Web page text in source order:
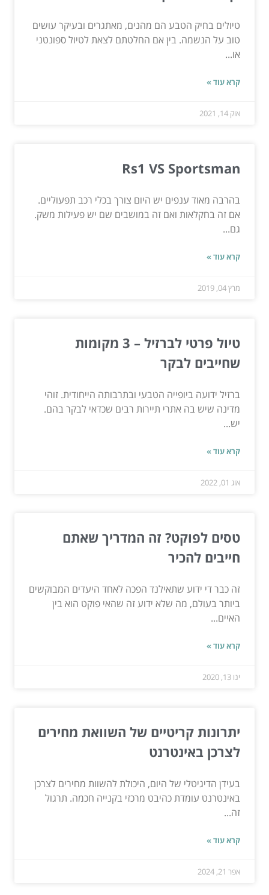
טיולים בחיק הטבע הם מהנים, מאתגרים ובעיקר עושים
טוב על הנשמה. בין אם החלטתם לצאת לטיול ספונטני
או...
קרא עוד »
אוק 14, 2021
Rs1 VS Sportsman
בהרבה מאוד ענפים יש היום צורך בכלי רכב תפעוליים.
אם זה בחקלאות ואם זה במושבים שם יש פעילות משק.
גם...
קרא עוד »
מרץ 04, 2019
טיול פרטי לברזיל – 3 מקומות
שחייבים לבקר
ברזיל ידועה ביופייה הטבעי ובתרבותה הייחודית. זוהי
מדינה שיש בה אתרי תיירות רבים שכדאי לבקר בהם.
יש...
קרא עוד »
אוג 01, 2022
טסים לפוקט? זה המדריך שאתם
חייבים להכיר
זה כבר די ידוע שתאילנד הפכה לאחד היעדים המבוקשים
ביותר בעולם, מה שלא ידוע זה שהאי פוקט הוא בין
האיים...
קרא עוד »
ינו 13, 2020
יתרונות קריטיים של השוואת מחירים
לצרכן באינטרנט
בעידן הדיגיטלי של היום, היכולת להשוות מחירים לצרכן
באינטרנט עומדת כהיבט מרכזי בקנייה חכמה. תרגול
זה...
קרא עוד »
אפר 21, 2024